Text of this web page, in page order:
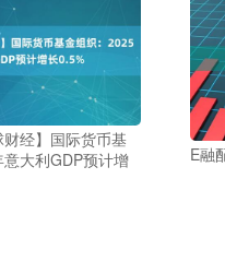
经】国际货币基
大利GDP预计增
E融